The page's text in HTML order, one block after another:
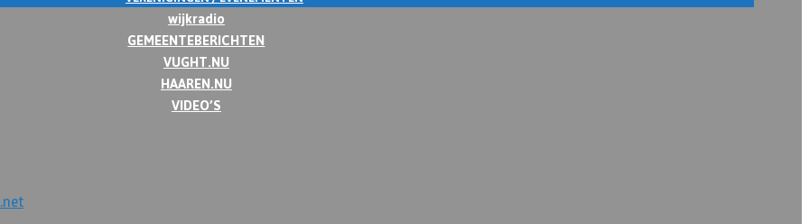
wijkradio
GEMEENTEBERICHTEN
VUGHT.NU
HAAREN.NU
VIDEO’S